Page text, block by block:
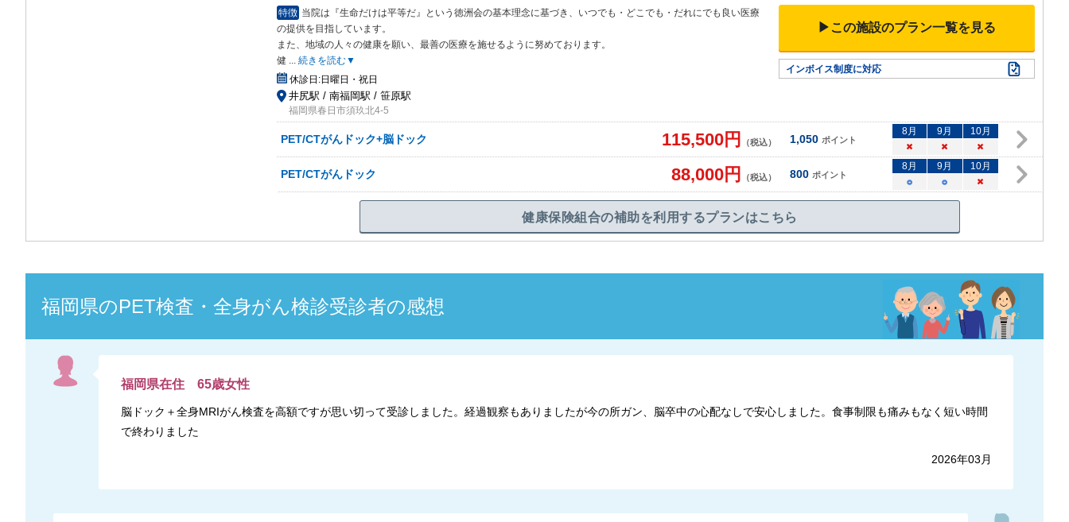
特徴 当院は『生命だけは平等だ』という徳洲会の基本理念に基づき、いつでも・どこでも・だれにでも良い医療
の提供を目指しています。
また、地域の人々の健康を願い、最善の医療を施せるように努めております。
健 ... 続きを読む▼
休診日:日曜日・祝日
井尻駅 / 南福岡駅 / 笹原駅
福岡県春日市須玖北4-5
▶この施設のプラン一覧を見る
インボイス制度に対応
PET/CTがんドック+脳ドック 115,500円 （税込） 1,050 ポイント
8月 9月 10月
×
× ×
PET/CTがんドック 88,000円 （税込） 800 ポイント
8月 9月 10月
○
○ ×
健康保険組合の補助を利用するプランはこちら
福岡県のPET検査・全身がん検診受診者の感想
福岡県在住 65歳女性
脳ドック＋全身MRIがん検査を高額ですが思い切って受診しました。経過観察もありましたが今の所ガン、脳卒中の心配なしで安心しました。食事制限も痛みもなく短い時間
で終わりました
2026年03月